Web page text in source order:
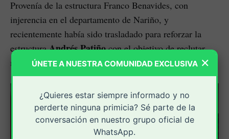
Provenía de la estructura Franco Benavides, con
injerencia en el departamento de Nariño, y
recientemente había sido trasladado para reforzar la
estructuraAndrés Patiñocon el objetivo de reclutar
menores y fortalecer acciones delictivas.
×
ÚNETE A NUESTRA COMUNIDAD EXCLUSIVA
¿Quieres estar siempre informado y no
perderte ninguna primicia? Sé parte de la
conversación en nuestro grupo oficial de
WhatsApp.